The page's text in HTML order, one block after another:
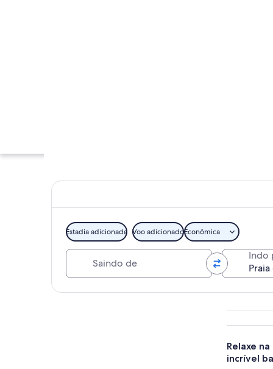
Uma praia
Estadia adicionada Voo adicionadoEconômica
Indo
Relaxe
incrível